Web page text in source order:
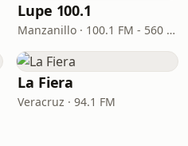
Lupe 100.1
Manzanillo · 100.1 FM - 560 AM
La Fiera
Veracruz · 94.1 FM